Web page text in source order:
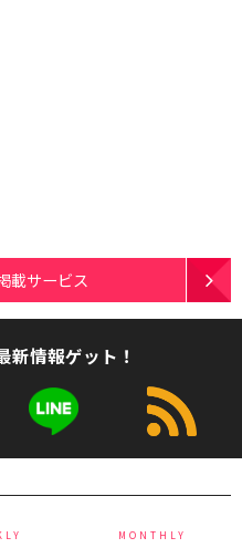
載サービス
新情報ゲット！
MONTHLY